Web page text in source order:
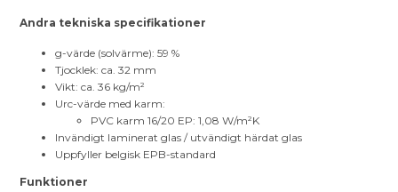
Andra tekniska specifikationer
g-värde (solvärme): 59 %
Tjocklek: ca. 32 mm
Vikt: ca. 36 kg/m²
Urc-värde med karm:
PVC karm 16/20 EP: 1,08 W/m²K
Invändigt laminerat glas / utvändigt härdat glas
Uppfyller belgisk EPB-standard
Funktioner